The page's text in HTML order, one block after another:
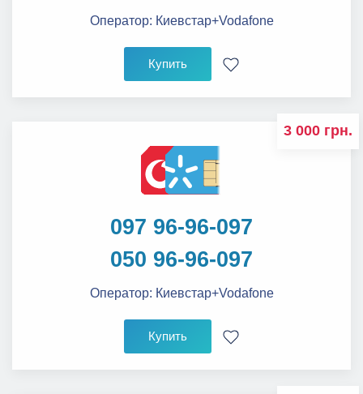
Оператор: Киевстар+Vodafone
Купить
097 96-96-097
050 96-96-097
3 000 грн.
Оператор: Киевстар+Vodafone
Купить